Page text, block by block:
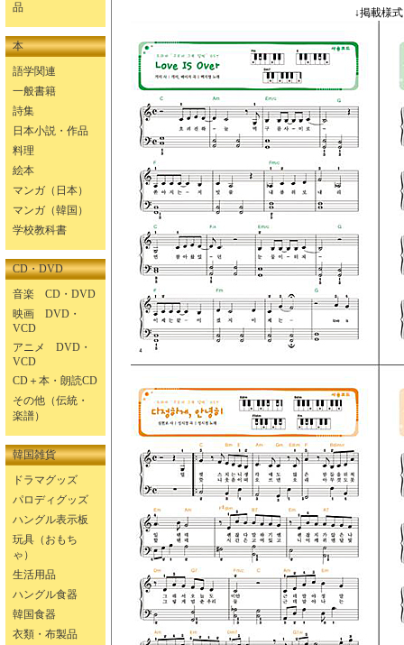
品
本
語学関連
一般書籍
詩集
日本小説・作品
料理
絵本
マンガ（日本）
マンガ（韓国）
学校教科書
CD・DVD
音楽 CD・DVD
映画 DVD・
VCD
アニメ DVD・
VCD
CD＋本・朗読CD
その他（伝統・
楽譜）
韓国雑貨
ドラマグッズ
パロディグッズ
ハングル表示板
玩具（おもち
ゃ）
生活用品
ハングル食器
韓国食器
衣類・布製品
↓掲載様式